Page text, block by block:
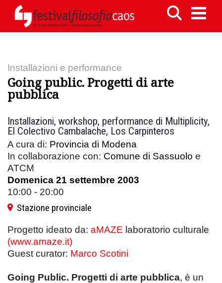
Installazioni e performance
Going public. Progetti di arte
pubblica
Installazioni, workshop, performance di Multiplicity,
El Colectivo Cambalache, Los Carpinteros
A cura di: Provincia di Modena
In collaborazione con: Comune di Sassuolo e
ATCM
Domenica 21 settembre 2003
10:00 - 20:00
Stazione provinciale
Progetto ideato da: aMAZE laboratorio culturale
(www.amaze.it)
Guest curator: Marco Scotini
Going Public. Progetti di arte pubblica, è un